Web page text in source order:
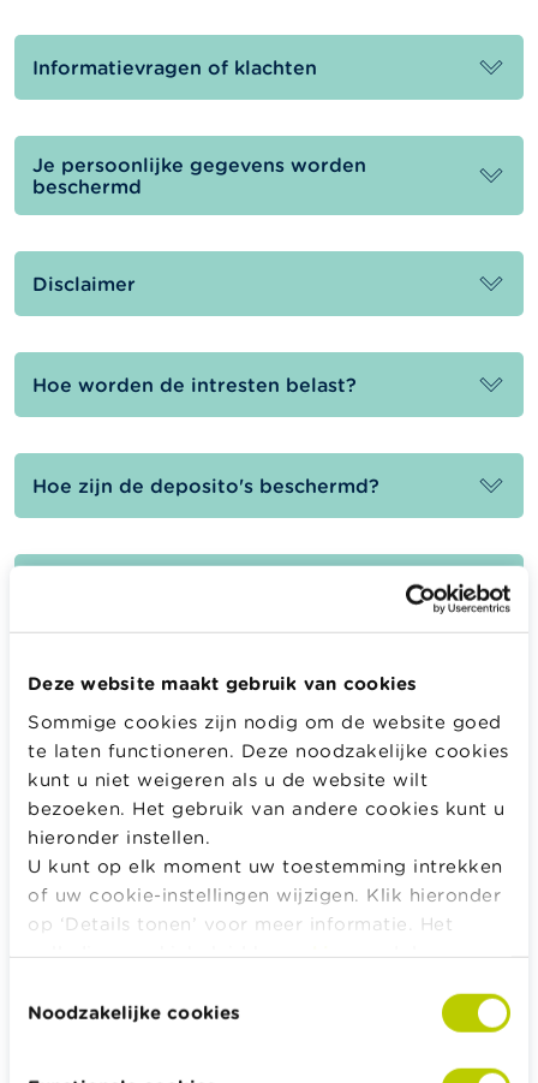
Deze website maakt gebruik van cookies
Sommige cookies zijn nodig om de website goed
te laten functioneren. Deze noodzakelijke cookies
kunt u niet weigeren als u de website wilt
bezoeken. Het gebruik van andere cookies kunt u
hieronder instellen.
U kunt op elk moment uw toestemming intrekken
of uw cookie-instellingen wijzigen. Klik hieronder
op ‘Details tonen’ voor meer informatie. Het
volledige cookiebeleid kan uhier raadplegen.
Noodzakelijke cookies
Informatievragen of klachten
Je persoonlijke gegevens worden
beschermd
Disclaimer
Hoe worden de intresten belast?
Hoe zijn de deposito's beschermd?
Wat betekent basisrente?
Wat betekent getrouwheidspremie?
Wat betekent valutadatum?
Wat zijn ratings van ratingbureaus precies?